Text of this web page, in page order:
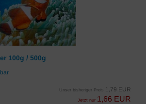
100g / 500g
Unser bisheriger Preis 1,79 EUR
Jetzt nur 1,66 EUR